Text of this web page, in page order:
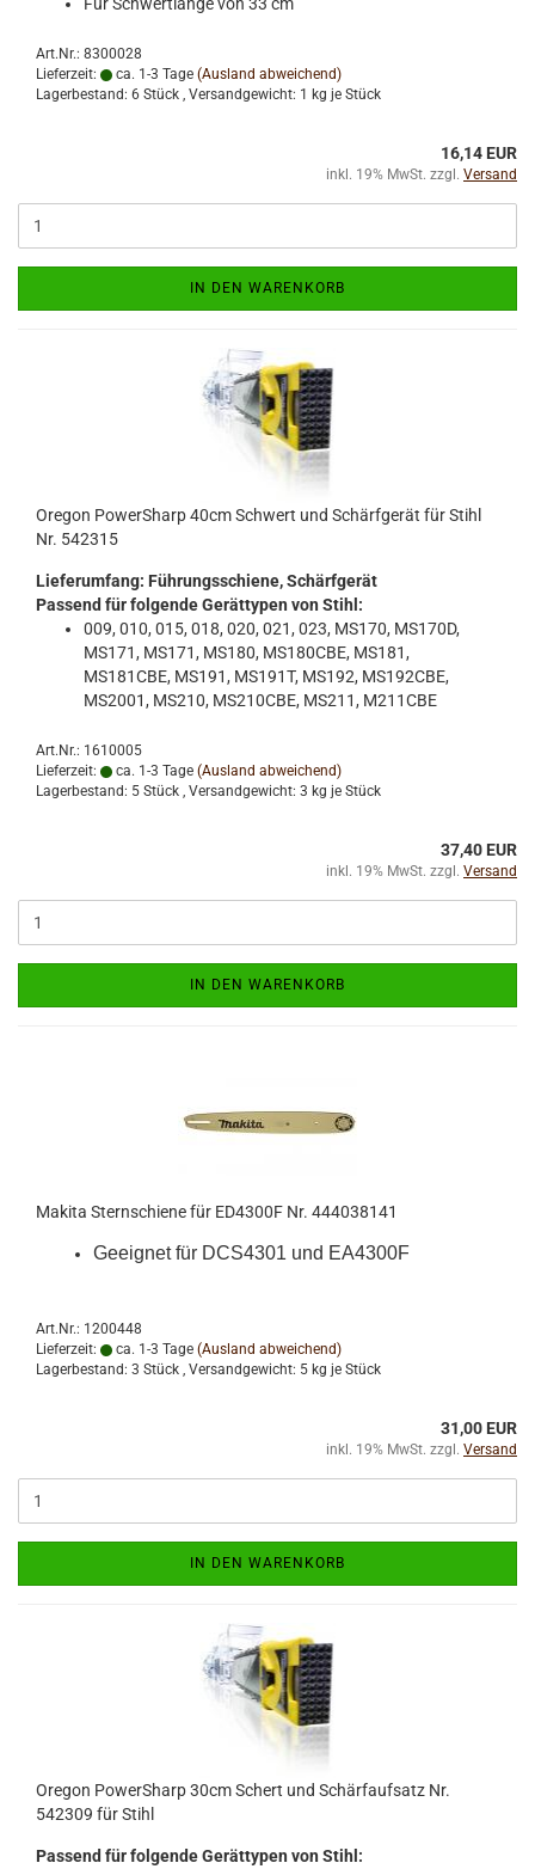
Art.Nr.: 8300028
Lieferzeit:
ca. 1-3 Tage (Ausland abweichend)
Lagerbestand: 6 Stück , Versandgewicht: 1 kg je Stück
16,14 EUR
inkl. 19% MwSt. zzgl. Versand
IN DEN WARENKORB
Oregon PowerSharp 40cm Schwert und Schärfgerät für Stihl
Nr. 542315
Lieferumfang: Führungsschiene, Schärfgerät
Passend für folgende Gerättypen von Stihl:
009, 010, 015, 018, 020, 021, 023, MS170, MS170D,
MS171, MS171, MS180, MS180CBE, MS181,
MS181CBE, MS191, MS191T, MS192, MS192CBE,
MS2001, MS210, MS210CBE, MS211, M211CBE
Art.Nr.: 1610005
Lieferzeit:
ca. 1-3 Tage (Ausland abweichend)
Lagerbestand: 5 Stück , Versandgewicht: 3 kg je Stück
37,40 EUR
inkl. 19% MwSt. zzgl. Versand
IN DEN WARENKORB
Makita Sternschiene für ED4300F Nr. 444038141
Geeignet für DCS4301 und EA4300F
Art.Nr.: 1200448
Lieferzeit:
ca. 1-3 Tage (Ausland abweichend)
Lagerbestand: 3 Stück , Versandgewicht: 5 kg je Stück
31,00 EUR
inkl. 19% MwSt. zzgl. Versand
IN DEN WARENKORB
Oregon PowerSharp 30cm Schert und Schärfaufsatz Nr.
542309 für Stihl
Passend für folgende Gerättypen von Stihl: